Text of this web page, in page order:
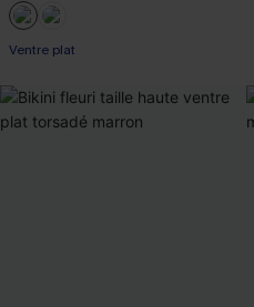
Ventre plat